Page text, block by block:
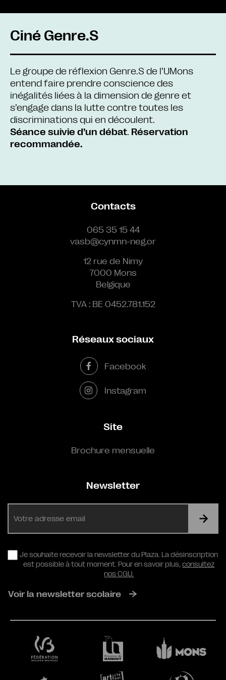
Ciné Genre.S
Le groupe de réflexion Genre.S de l’UMons
entend faire prendre conscience des
inégalités liées à la dimension de genre et
s’engage dans la lutte contre toutes les
discriminations qui en découlent.
Séance suivie d’un débat. Réservation
recommandée.
Contacts
065 35 15 44
vasb@cynmn-neg.or
12 rue de Nimy
7000 Mons
Belgique
TVA : BE 0452.781.152
Réseaux sociaux
Facebook
Instagram
Site
Brochure mensuelle
Newsletter
RGPD
Je souhaite recevoir la newsletter du Plaza. La désinscription
est possible à tout moment. Pour en savoir plus,consultez
nos CGU.
Voir la newsletter scolaire